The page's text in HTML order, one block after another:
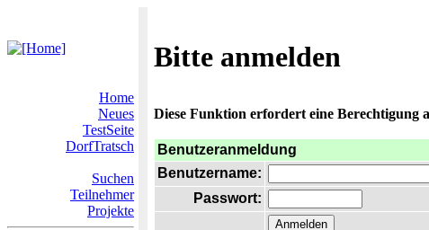
Bitte anmelden
Home
Neues
TestSeite
DorfTratsch
Suchen
Teilnehmer
Projekte
Diese Funktion erfordert eine
Benutzeranmeldung
Benutzername:
Passwort: